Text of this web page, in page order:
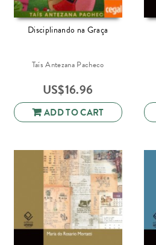
Disciplinando na Graça
Taís Antezana Pacheco
US$16.96
ADD TO CART